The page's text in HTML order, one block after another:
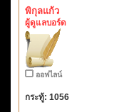
พิกุลแก้ว
ผู้ดูแลบอร์ด
ออฟไลน์
กระทู้: 1056